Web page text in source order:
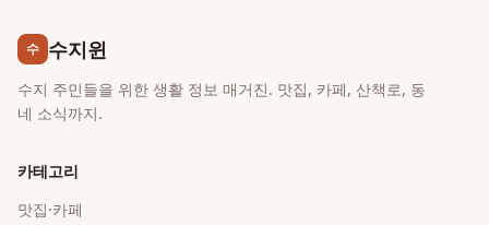
수 수지윈
수지 주민들을 위한 생활 정보 매거진. 맛집, 카페, 산책로, 동
네 소식까지.
카테고리
맛집·카페